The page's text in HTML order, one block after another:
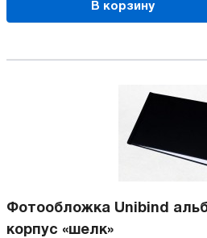
В корзину
Фотообложка Unibind
корпус «шелк»